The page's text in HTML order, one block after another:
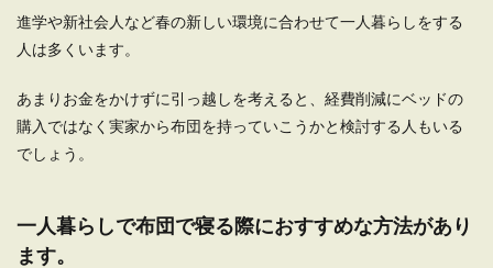
なら、ベッドが重要なポイント
来...
るおしゃれな部屋にする方法
進学や新社会人など春の新しい環境に合わせて一人暮らしをする
人は多くいます。
あまりお金をかけずに引っ越しを考えると、経費削減にベッドの
購入ではなく実家から布団を持っていこうかと検討する人もいる
でしょう。
一人暮らしで布団で寝る際におすすめな方法があり
ます。